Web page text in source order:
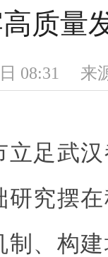
质量
日 08:31 来
足武汉
研究摆
制、构